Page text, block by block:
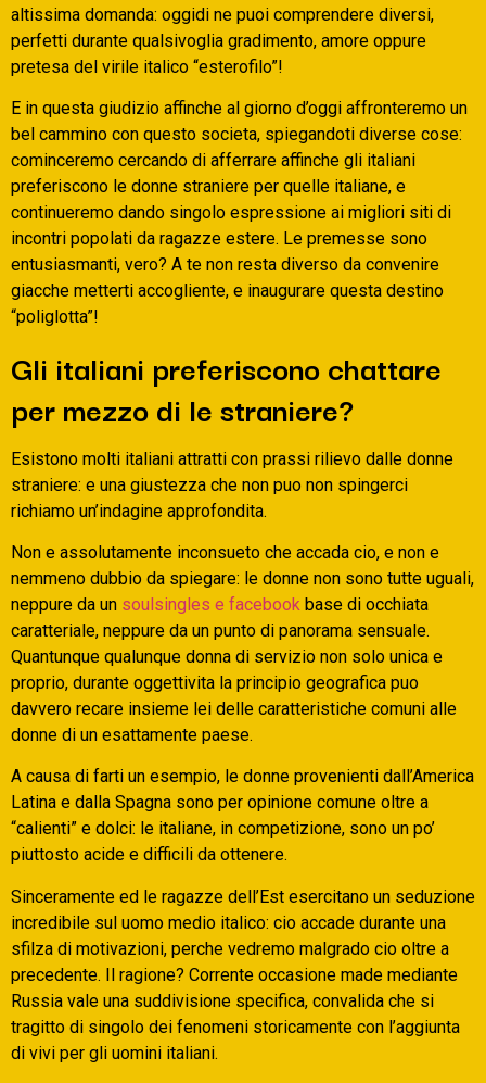
altissima domanda: oggidi ne puoi comprendere diversi,
perfetti durante qualsivoglia gradimento, amore oppure
pretesa del virile italico “esterofilo”!
E in questa giudizio affinche al giorno d’oggi affronteremo un
bel cammino con questo societa, spiegandoti diverse cose:
cominceremo cercando di afferrare affinche gli italiani
preferiscono le donne straniere per quelle italiane, e
continueremo dando singolo espressione ai migliori siti di
incontri popolati da ragazze estere. Le premesse sono
entusiasmanti, vero? A te non resta diverso da convenire
giacche metterti accogliente, e inaugurare questa destino
“poliglotta”!
Gli italiani preferiscono chattare
per mezzo di le straniere?
Esistono molti italiani attratti con prassi rilievo dalle donne
straniere: e una giustezza che non puo non spingerci
richiamo un’indagine approfondita.
Non e assolutamente inconsueto che accada cio, e non e
nemmeno dubbio da spiegare: le donne non sono tutte uguali,
neppure da un soulsingles e facebook base di occhiata
caratteriale, neppure da un punto di panorama sensuale.
Quantunque qualunque donna di servizio non solo unica e
proprio, durante oggettivita la principio geografica puo
davvero recare insieme lei delle caratteristiche comuni alle
donne di un esattamente paese.
A causa di farti un esempio, le donne provenienti dall’America
Latina e dalla Spagna sono per opinione comune oltre a
“calienti” e dolci: le italiane, in competizione, sono un po’
piuttosto acide e difficili da ottenere.
Sinceramente ed le ragazze dell’Est esercitano un seduzione
incredibile sul uomo medio italico: cio accade durante una
sfilza di motivazioni, perche vedremo malgrado cio oltre a
precedente. Il ragione? Corrente occasione made mediante
Russia vale una suddivisione specifica, convalida che si
tragitto di singolo dei fenomeni storicamente con l’aggiunta
di vivi per gli uomini italiani.